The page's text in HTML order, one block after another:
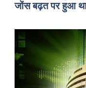
जोंस बढ़त पर हुआ